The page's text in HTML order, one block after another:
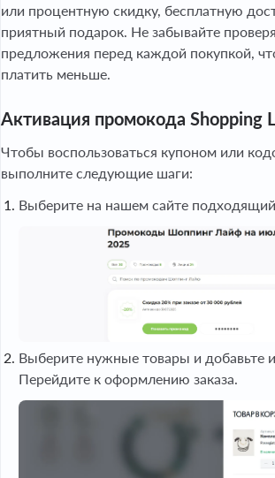
или процентную скидку, бесплатную
приятный подарок. Не забывайте
предложения перед каждой покупкой,
платить меньше.
Активация промокода Shopping
Чтобы воспользоваться купоном или
выполните следующие шаги:
Выберите на нашем сайте
Выберите нужные товары и добавьте
Перейдите к оформлению заказа.